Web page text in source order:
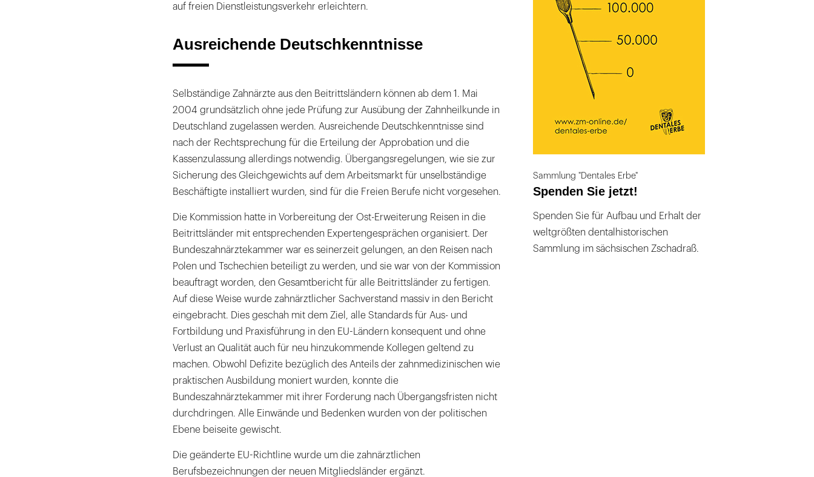
auf freien Dienstleistungsverkehr erleichtern.
Ausreichende Deutschkenntnisse
Selbständige Zahnärzte aus den Beitrittsländern können ab dem 1. Mai
2004 grundsätzlich ohne jede Prüfung zur Ausübung der Zahnheilkunde in
Deutschland zugelassen werden. Ausreichende Deutschkenntnisse sind
nach der Rechtsprechung für die Erteilung der Approbation und die
Kassenzulassung allerdings notwendig. Übergangsregelungen, wie sie zur
Sicherung des Gleichgewichts auf dem Arbeitsmarkt für unselbständige
Beschäftigte installiert wurden, sind für die Freien Berufe nicht vorgesehen.
Die Kommission hatte in Vorbereitung der Ost-Erweiterung Reisen in die
Beitrittsländer mit entsprechenden Expertengesprächen organisiert. Der
Bundeszahnärztekammer war es seinerzeit gelungen, an den Reisen nach
Polen und Tschechien beteiligt zu werden, und sie war von der Kommission
beauftragt worden, den Gesamtbericht für alle Beitrittsländer zu fertigen.
Auf diese Weise wurde zahnärztlicher Sachverstand massiv in den Bericht
eingebracht. Dies geschah mit dem Ziel, alle Standards für Aus- und
Fortbildung und Praxisführung in den EU-Ländern konsequent und ohne
Verlust an Qualität auch für neu hinzukommende Kollegen geltend zu
machen. Obwohl Defizite bezüglich des Anteils der zahnmedizinischen wie
praktischen Ausbildung moniert wurden, konnte die
Bundeszahnärztekammer mit ihrer Forderung nach Übergangsfristen nicht
durchdringen. Alle Einwände und Bedenken wurden von der politischen
Ebene beiseite gewischt.
Die geänderte EU-Richtline wurde um die zahnärztlichen
Berufsbezeichnungen der neuen Mitgliedsländer ergänzt.
Sammlung "Dentales Erbe"
Spenden Sie jetzt!
Spenden Sie für Aufbau und Erhalt der
weltgrößten dentalhistorischen
Sammlung im sächsischen Zschadraß.